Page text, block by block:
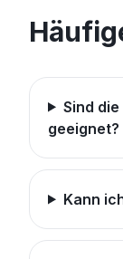
Sind
geeignet?
Kann